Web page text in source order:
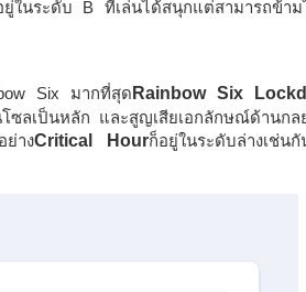
ในระดับ B ที่เล่นได้สนุกแต่สามารถข้าม
Six มากที่สุด Rainbow Six
ซลเป็นหลัก และสูญเสียเอกลักษณ์ด้านกล
างCritical Hourก็อยู่ในระดับล่างเช่